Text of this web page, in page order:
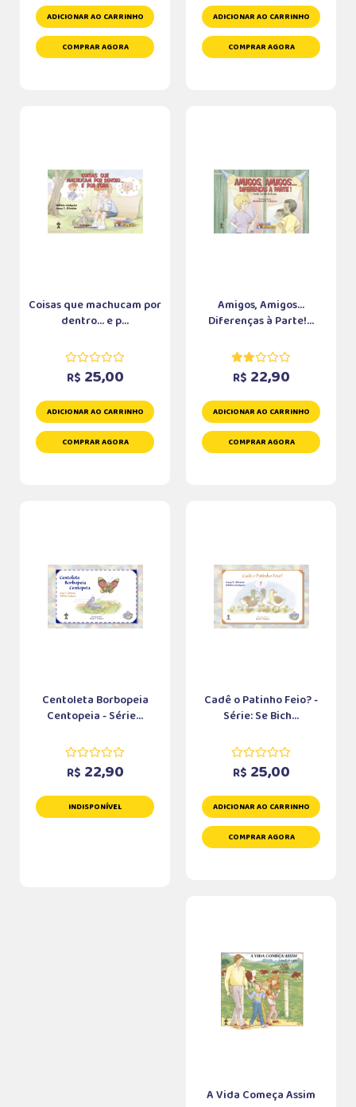
ADICIONAR AO CARRINHO
COMPRAR AGORA
ADICIONAR AO CARRINHO
COMPRAR AGORA
Coisas que machucam por
dentro... e p...
R$ 25,00
ADICIONAR AO CARRINHO
COMPRAR AGORA
Amigos, Amigos...
Diferenças à Parte!...
R$ 22,90
ADICIONAR AO CARRINHO
COMPRAR AGORA
Centoleta Borbopeia
Centopeia - Série...
R$ 22,90
INDISPONÍVEL
Cadê o Patinho Feio? -
Série: Se Bich...
R$ 25,00
ADICIONAR AO CARRINHO
COMPRAR AGORA
A Vida Começa Assim